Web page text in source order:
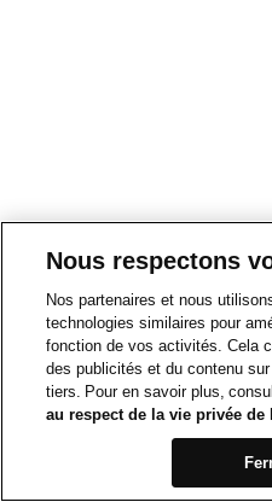
Nous respectons
Nos partenaires et nous
technologies similaires pour
fonction de vos activités. Cela
des publicités et du contenu
tiers. Pour en savoir plus,
au respect de la vie privée de